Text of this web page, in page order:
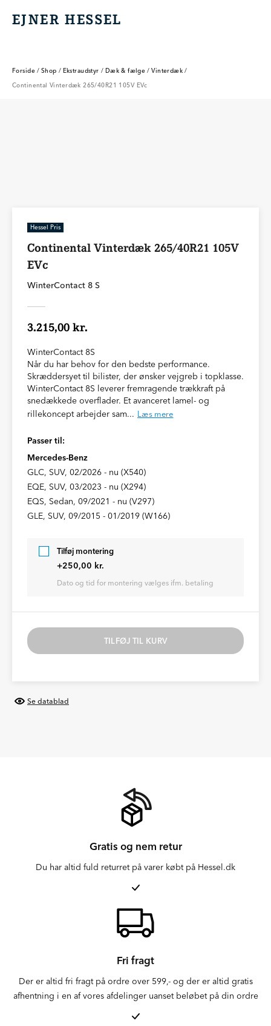
EJNER HESSEL
EJNER HESSEL
Forside / Shop / Ekstraudstyr / Dæk & fælge / Vinterdæk /
Continental Vinterdæk 265/40R21 105V EVc
Hessel Pris
Continental Vinterdæk 265/40R21 105V
EVc
WinterContact 8 S
3.215,00 kr.
WinterContact 8S
Når du har behov for den bedste performance.
Skræddersyet til bilister, der ønsker vejgreb i topklasse.
WinterContact 8S leverer fremragende trækkraft på
snedækkede overflader. Et avanceret lamel- og
rillekoncept arbejder sam... Læs mere
Passer til:
Mercedes-Benz
GLC, SUV, 02/2026 - nu (X540)
EQE, SUV, 03/2023 - nu (X294)
EQS, Sedan, 09/2021 - nu (V297)
GLE, SUV, 09/2015 - 01/2019 (W166)
Tilføj montering
+250,00 kr.
Dato og tid for montering vælges ifm. betaling
TILFØJ TIL KURV
Se datablad
Gratis og nem retur
Du har altid fuld returret på varer købt på Hessel.dk
Fri fragt
Der er altid fri fragt på ordre over 599,- og der er altid gratis
afhentning i en af vores afdelinger uanset beløbet på din ordre